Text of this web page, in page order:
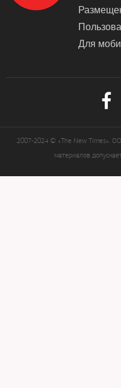
Для
2007-2024 © «The New Times».
материалов